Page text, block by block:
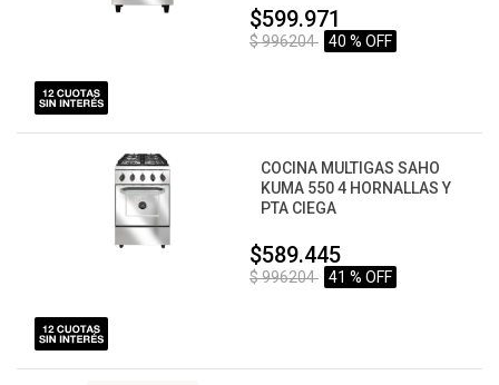
$599.971
$ 996204 40 % OFF
COCINA MULTIGAS SAHO
KUMA 550 4 HORNALLAS Y
PTA CIEGA
$589.445
$ 996204 41 % OFF